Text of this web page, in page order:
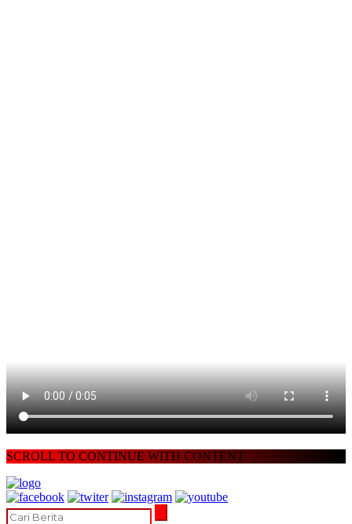
SCROLL TO CONTINUE WITH CONTENT